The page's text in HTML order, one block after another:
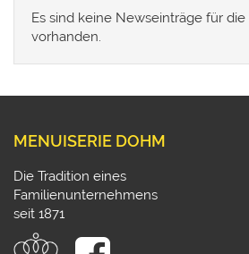
Es sind keine Newseinträge für
vorhanden.
MENUISERIE DOHM
Die Tradition eines
Familienunternehmens
seit 1871